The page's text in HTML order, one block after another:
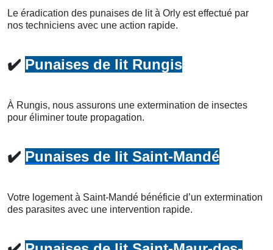
Le éradication des punaises de lit à Orly est effectué par
nos techniciens avec une action rapide.
✔️ Punaises de lit Rungis
À Rungis, nous assurons une extermination de insectes
pour éliminer toute propagation.
✔️ Punaises de lit Saint-Mandé
Votre logement à Saint-Mandé bénéficie d’un extermination
des parasites avec une intervention rapide.